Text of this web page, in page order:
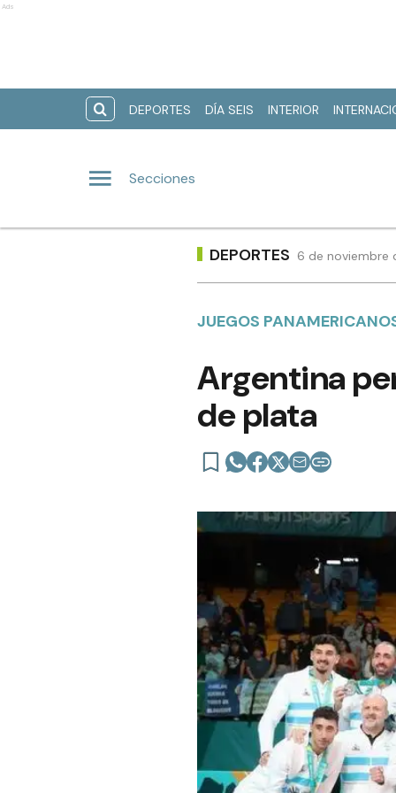
Ads
DEPORTES DÍA SEIS INTERIOR
Secciones
DEPORTES 6 de noviembre
JUEGOS
Argentina
de plata